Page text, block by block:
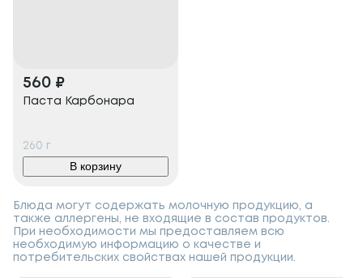
560 ₽
Паста Карбонара
260 г
В корзину
Блюда могут содержать молочную продукцию, а
также аллергены, не входящие в состав продуктов.
При необходимости мы предоставляем всю
необходимую информацию о качестве и
потребительских свойствах нашей продукции.